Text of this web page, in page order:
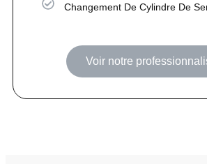
Changement De Cylindre De
Voir notre